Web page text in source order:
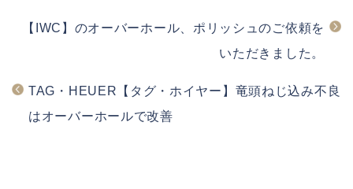
【IWC】のオーバーホール、ポリッシュのご依頼を
いただきました。
TAG・HEUER【タグ・ホイヤー】竜頭ねじ込み不良
はオーバーホールで改善